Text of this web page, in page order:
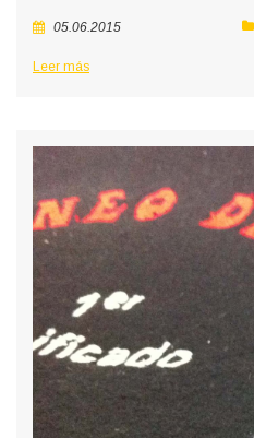
05.06.2015
Leer más